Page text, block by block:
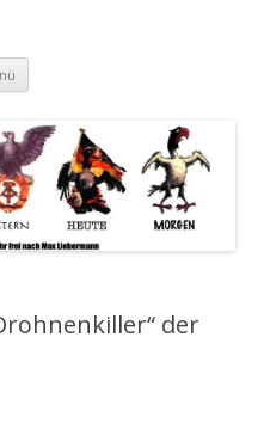
dieser unserer
Zum
springen
der